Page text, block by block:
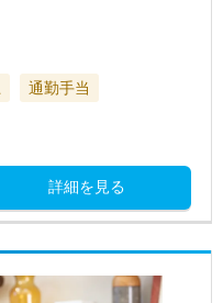
通勤手当
詳細を見る